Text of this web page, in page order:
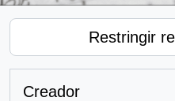
Restringir
Creador